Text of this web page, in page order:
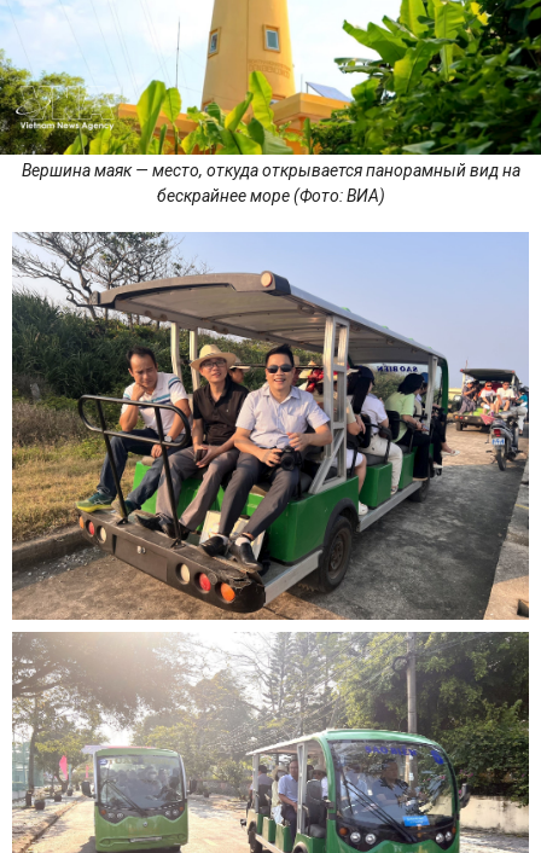
Вершина маяк — место, откуда открывается панорамный вид на
бескрайнее море (Фото: ВИА)